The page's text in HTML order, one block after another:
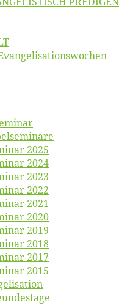
2025
2024
2023
2022
2021
2020
2019
2018
2017
2015